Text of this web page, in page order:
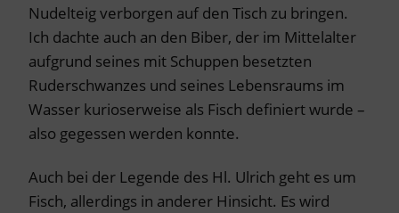
Nudelteig verborgen auf den Tisch zu bringen.
Ich dachte auch an den Biber, der im Mittelalter
aufgrund seines mit Schuppen besetzten
Ruderschwanzes und seines Lebensraums im
Wasser kurioserweise als Fisch definiert wurde –
also gegessen werden konnte.
Auch bei der Legende des Hl. Ulrich geht es um
Fisch, allerdings in anderer Hinsicht. Es wird